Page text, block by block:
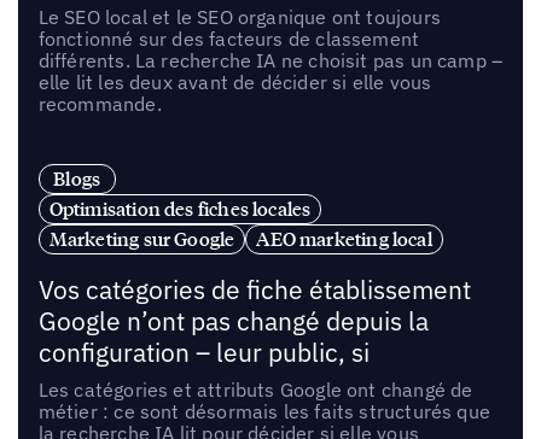
Le SEO local et le SEO organique ont toujours
fonctionné sur des facteurs de classement
différents. La recherche IA ne choisit pas un camp –
elle lit les deux avant de décider si elle vous
recommande.
Blogs
Optimisation des fiches locales
Marketing sur Google
AEO marketing local
Vos catégories de fiche établissement
Google n’ont pas changé depuis la
configuration – leur public, si
Les catégories et attributs Google ont changé de
métier : ce sont désormais les faits structurés que
la recherche IA lit pour décider si elle vous